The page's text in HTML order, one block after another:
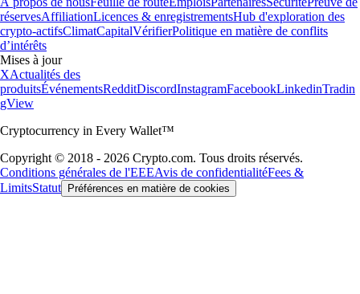
réservesAffiliationLicences & enregistrementsHub d'exploration des
crypto-actifsClimatCapitalVérifierPolitique en matière de conflits
d’intérêts
Mises à jour
XActualités des
produitsÉvénementsRedditDiscordInstagramFacebookLinkedinTradin
gView
Cryptocurrency in Every Wallet™
Copyright © 2018 - 2026 Crypto.com. Tous droits réservés.
Conditions générales de l'EEEAvis de confidentialitéFees &
LimitsStatut Préférences en matière de cookies